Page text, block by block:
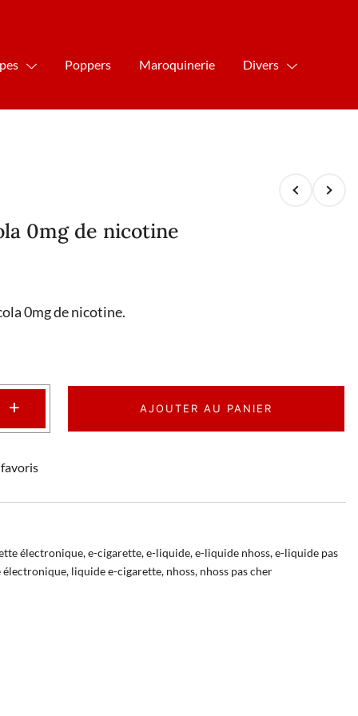
Poppers Maroquinerie Divers
0mg de nicotine
0mg de nicotine.
+ AJOUTER AU PANIER
électronique,e-cigarette,e-liquide,e-liquide nhoss,e-liquide pas
électronique, liquide e-cigarette, nhoss, nhoss pas cher